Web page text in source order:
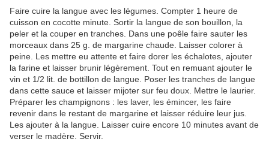
Faire cuire la langue avec les légumes. Compter 1 heure de
cuisson en cocotte minute. Sortir la langue de son bouillon, la
peler et la couper en tranches. Dans une poêle faire sauter les
morceaux dans 25 g. de margarine chaude. Laisser colorer à
peine. Les mettre eu attente et faire dorer les échalotes, ajouter
la farine et laisser brunir légèrement. Tout en remuant ajouter le
vin et 1/2 lit. de bottillon de langue. Poser les tranches de langue
dans cette sauce et laisser mijoter sur feu doux. Mettre le laurier.
Préparer les champignons : les laver, les émincer, les faire
revenir dans le restant de margarine et laisser réduire leur jus.
Les ajouter à la langue. Laisser cuire encore 10 minutes avant de
verser le madère. Servir.